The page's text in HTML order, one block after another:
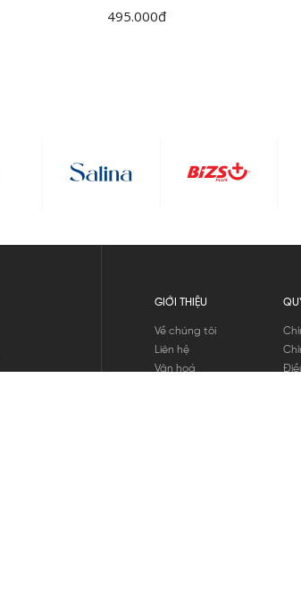
495.000đ
GIỚI THIỆU
Về chúng tôi
Liên hệ
Văn hoá